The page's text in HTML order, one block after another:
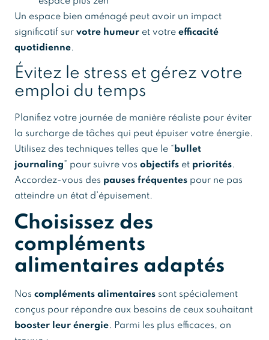
Un espace bien aménagé peut avoir un impact
significatif sur votre humeur et votre efficacité
quotidienne.
Évitez le stress et gérez votre
emploi du temps
Planifiez votre journée de manière réaliste pour éviter
la surcharge de tâches qui peut épuiser votre énergie.
Utilisez des techniques telles que le “ bullet
journaling” pour suivre vos objectifs et priorités.
Accordez-vous des pauses fréquentes pour ne pas
atteindre un état d’épuisement.
Choisissez des
compléments
alimentaires adaptés
Nos compléments alimentaires sont spécialement
conçus pour répondre aux besoins de ceux souhaitant
booster leur énergie. Parmi les plus efficaces, on